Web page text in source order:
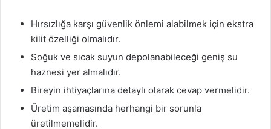
Hırsızlığa karşı güvenlik önlemi alabilmek için ekstra
kilit özelliği olmalıdır.
Soğuk ve sıcak suyun depolanabileceği geniş su
haznesi yer almalıdır.
Bireyin ihtiyaçlarına detaylı olarak cevap vermelidir.
Üretim aşamasında herhangi bir sorunla
üretilmemelidir.